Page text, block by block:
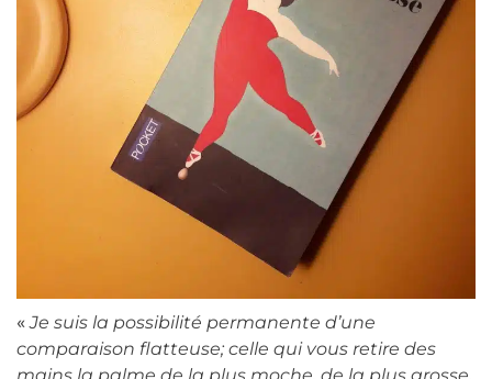
«Je suis la possibilité permanente d’une
comparaison flatteuse; celle qui vous retire des